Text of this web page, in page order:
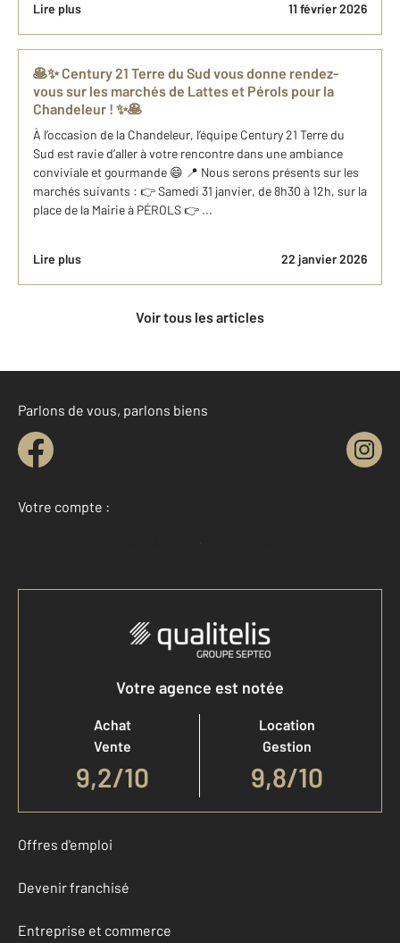
Lire plus 11 février 2026
🥞✨ Century 21 Terre du Sud vous donne rendez-
vous sur les marchés de Lattes et Pérols pour la
Chandeleur ! ✨🥞
À l’occasion de la Chandeleur, l’équipe Century 21 Terre du
Sud est ravie d’aller à votre rencontre dans une ambiance
conviviale et gourmande 😄 📍 Nous serons présents sur les
marchés suivants : 👉 Samedi 31 janvier, de 8h30 à 12h, sur la
place de la Mairie à PÉROLS 👉 ...
Lire plus 22 janvier 2026
Voir tous les articles
Parlons de vous, parlons biens
Votre compte :
Accéder à mon compte
Votre agence est notée
Achat
Vente
9,2/10
Location
Gestion
9,8/10
Offres d'emploi
Devenir franchisé
Entreprise et commerce